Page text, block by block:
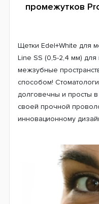
промежутков
Щетки Edel+White для
Line SS (0,5-2,4 мм)
межзубные
способом!
долговечны и просты
своей прочной
инновационному